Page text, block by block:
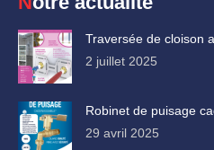
Traversée de cloison
2 juillet 2025
Robinet de puisage
29 avril 2025